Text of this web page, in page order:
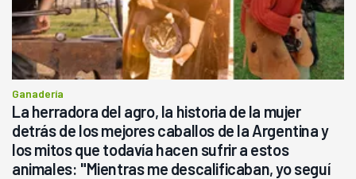
Ganadería
La herradora del agro, la historia de la mujer
detrás de los mejores caballos de la Argentina y
los mitos que todavía hacen sufrir a estos
animales: "Mientras me descalificaban, yo seguí